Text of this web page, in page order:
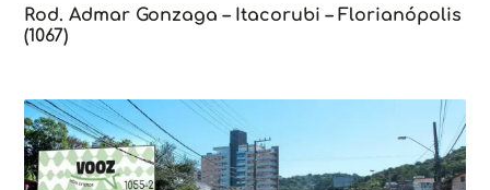
Rod. Admar Gonzaga – Itacorubi – Florianópolis
(1067)